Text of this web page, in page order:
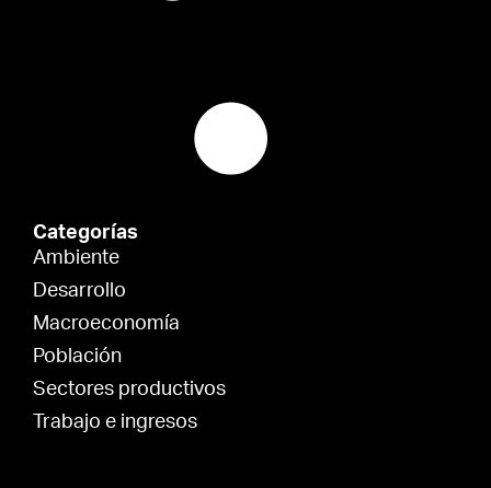
Categorías
Ambiente
Desarrollo
Macroeconomía
Población
Sectores productivos
Trabajo e ingresos